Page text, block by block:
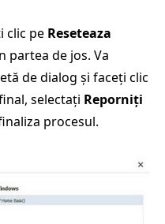
clic pe Reseteaza
partea de jos. Va
de dialog și faceți clic
selectați Reporniți
procesul.